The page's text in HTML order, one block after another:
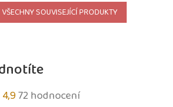
SOUVISEJÍCÍ PRODUKTY
4,9Průměrné
72 hodnocení